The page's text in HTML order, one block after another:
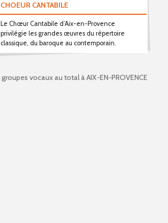
CHOEUR CANTABILE
Le Chœur Cantabile d’Aix-en-Provence
privilégie les grandes œuvres du répertoire
classique, du baroque au contemporain.
groupes vocaux au totalà AIX-EN-PROVENCE